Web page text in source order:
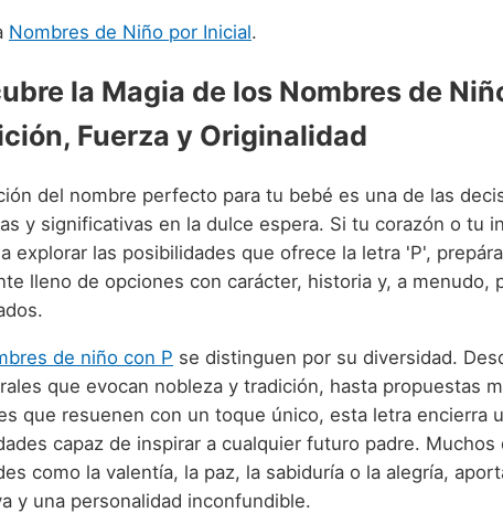
Nombres de Niño por Inicial.
la Magia de los Nombres de
Fuerza y Originalidad
del nombre perfecto para tu bebé es una de las
y significativas en la dulce espera. Si tu corazón o tu
explorar las posibilidades que ofrece la letra 'P',
lleno de opciones con carácter, historia y, a menudo,
de niño con P se distinguen por su diversidad.
que evocan nobleza y tradición, hasta propuestas
que resuenen con un toque único, esta letra encierra
capaz de inspirar a cualquier futuro padre.
como la valentía, la paz, la sabiduría o la alegría,
y una personalidad inconfundible.